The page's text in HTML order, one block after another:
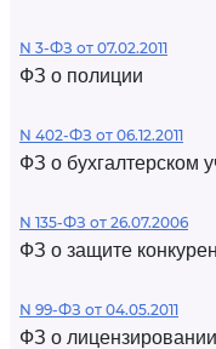
N 3-ФЗ от 07.02.2011
ФЗ о полиции
N 402-ФЗ от 06.12.2011
ФЗ о бухгалтерском
N 135-ФЗ от 26.07.2006
ФЗ о защите
N 99-ФЗ от 04.05.2011
ФЗ о